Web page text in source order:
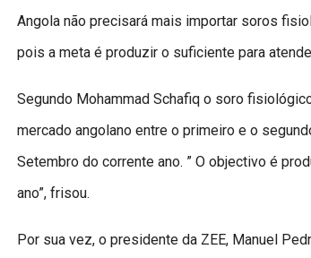
Angola não precisará mais importar soros
pois a meta é produzir o suficiente para
Segundo Mohammad Schafiq o soro
mercado angolano entre o primeiro e o
Setembro do corrente ano. ” O objectivo é
ano”, frisou.
Por sua vez, o presidente da ZEE, Manuel